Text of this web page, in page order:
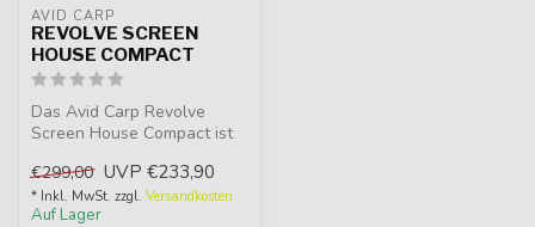
AVID CARP
REVOLVE SCREEN
HOUSE COMPACT
Das Avid Carp Revolve
Screen House Compact ist
kompakter Un...
€299,00 UVP €233,90
* Inkl. MwSt. zzgl. Versandkosten
Auf Lager